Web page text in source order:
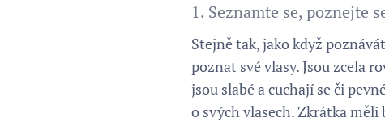
1. Seznamte se, poznejte
Stejně tak, jako když
poznat své vlasy. Jsou zcela
jsou slabé a cuchají se či
o svých vlasech. Zkrátka